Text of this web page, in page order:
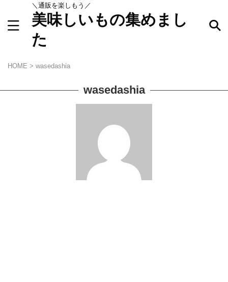
＼通販を楽しもう／
美味しいもの集めまし
た
キーワードで探す
HOME > wasedashia
wasedashia